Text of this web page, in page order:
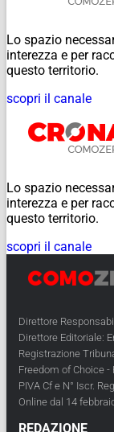
Lo spazio
interezza e per
questo territorio.
scopri il canale
Lo spazio
interezza e per
questo territorio.
scopri il canale
Direttore
Direttore Editoriale:
Registrazione
Freedom of Choice
PIVA Cf e N° Iscr.
Online dal 14
REDAZIONE